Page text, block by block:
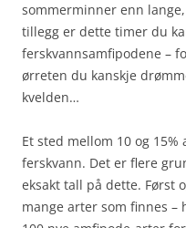
sommerminner enn
tillegg er dette timer du
ferskvannsamfipodene –
ørreten du kanskje
kvelden…
Et sted mellom 10 og
ferskvann. Det er flere
eksakt tall på dette. Først
mange arter som finnes